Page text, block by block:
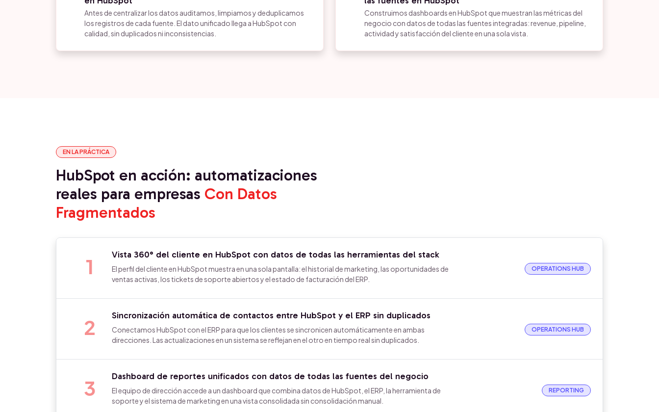
Antes de centralizar los datos auditamos, limpiamos y deduplicamos
los registros de cada fuente. El dato unificado llega a HubSpot con
calidad, sin duplicados ni inconsistencias.
Construimos dashboards en HubSpot que muestran las métricas del
negocio con datos de todas las fuentes integradas: revenue, pipeline,
actividad y satisfacción del cliente en una sola vista.
EN LA PRÁCTICA
HubSpot en acción: automatizaciones
reales para empresas Con Datos
Fragmentados
1 Vista 360° del cliente en HubSpot con datos de todas las herramientas del stack
El perfil del cliente en HubSpot muestra en una sola pantalla: el historial de marketing, las oportunidades de
ventas activas, los tickets de soporte abiertos y el estado de facturación del ERP.
OPERATIONS HUB
2 Sincronización automática de contactos entre HubSpot y el ERP sin duplicados
Conectamos HubSpot con el ERP para que los clientes se sincronicen automáticamente en ambas
direcciones. Las actualizaciones en un sistema se reflejan en el otro en tiempo real sin duplicados.
OPERATIONS HUB
3 Dashboard de reportes unificados con datos de todas las fuentes del negocio
El equipo de dirección accede a un dashboard que combina datos de HubSpot, el ERP, la herramienta de
soporte y el sistema de marketing en una vista consolidada sin consolidación manual.
REPORTING